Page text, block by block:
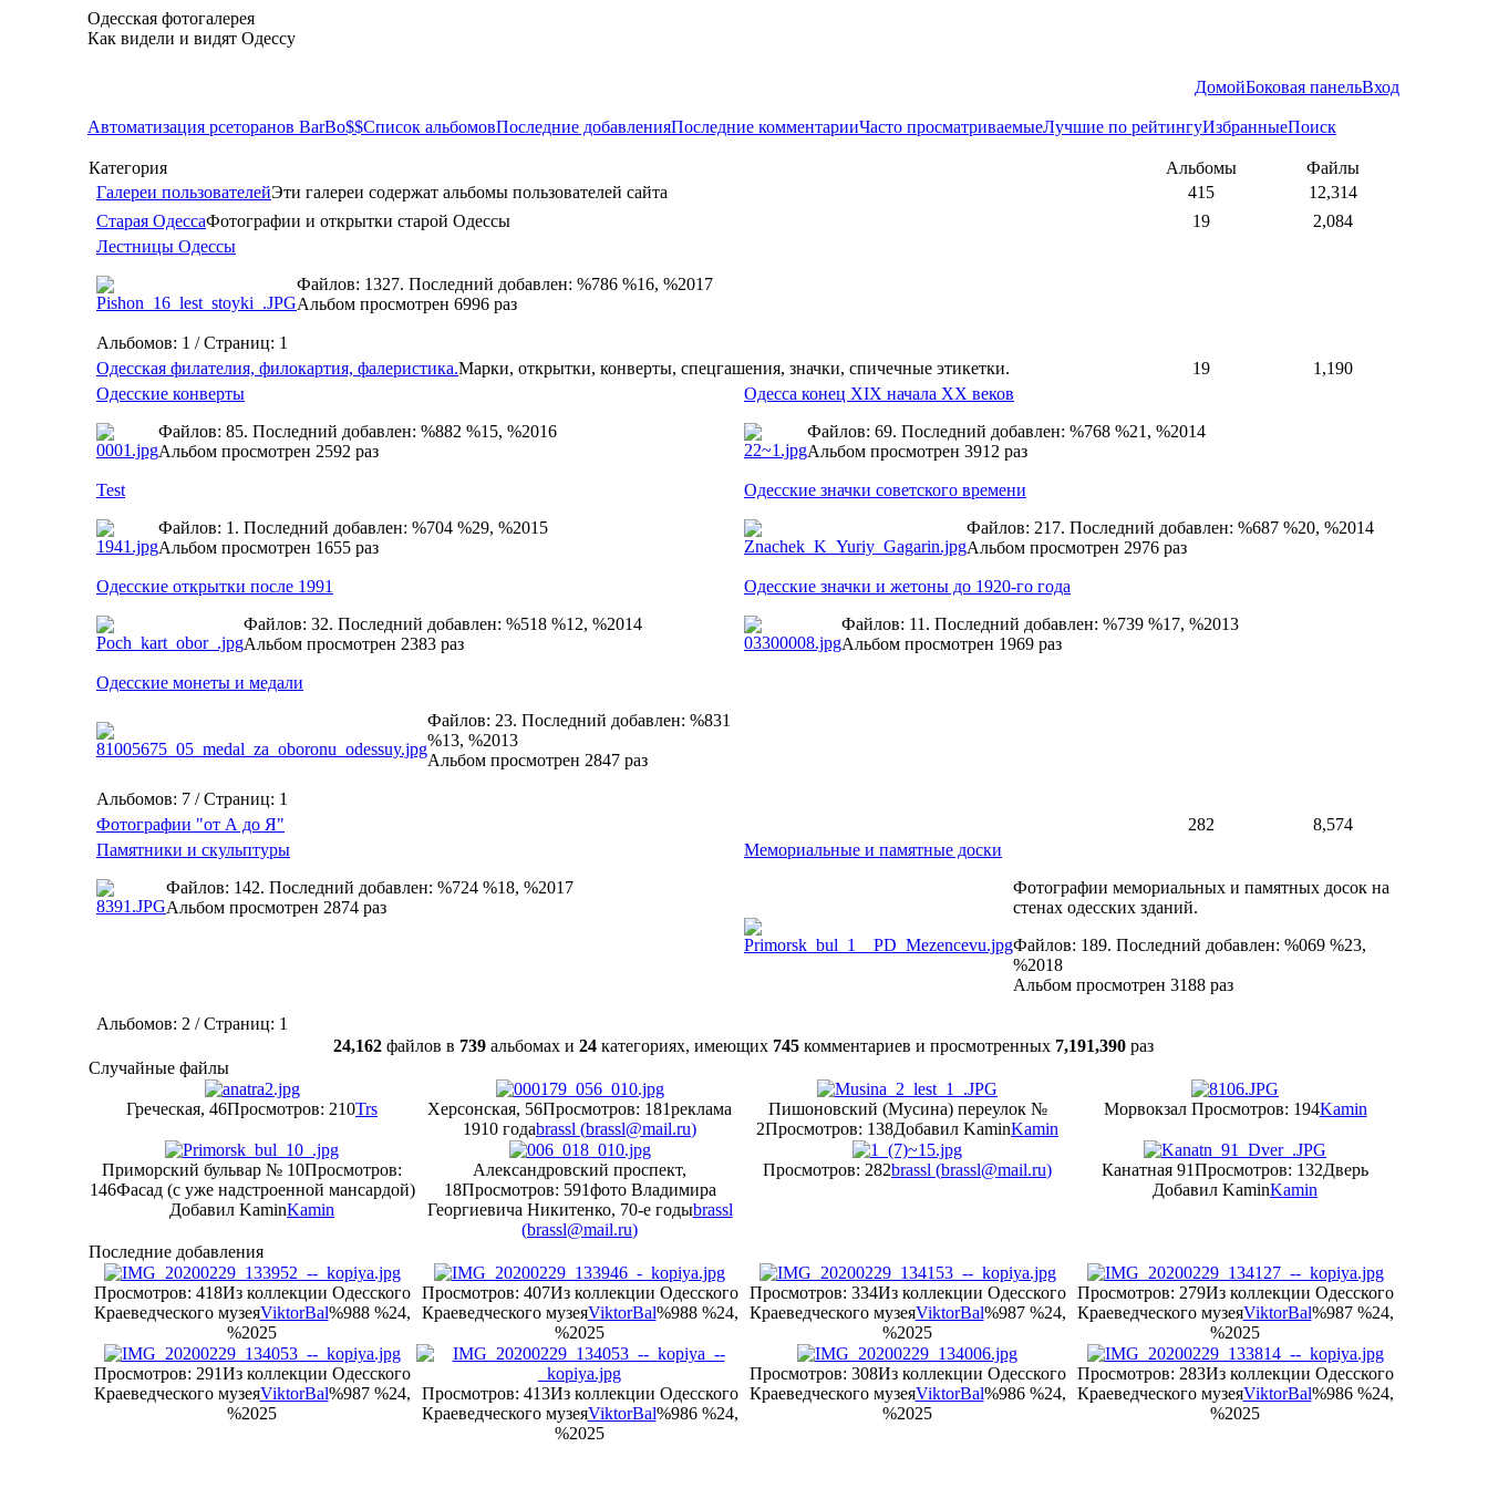
Одесская фотогалерея
Как видели и видят Одессу
ДомойБоковая панельВход
Автоматизация рсеторанов BarBo$$Список альбомовПоследние добавленияПоследние комментарииЧасто просматриваемыеЛучшие по рейтингуИзбранныеПоиск
Категория Альбомы
Файлы
Галереи пользователейЭти галереи содержат альбомы пользователей сайта 415
12,314
Старая ОдессаФотографии и открытки старой Одессы 19
2,084
Лестницы Одессы
Файлов: 1327. Последний добавлен: %786 %16, %2017
Альбом просмотрен 6996 раз
Альбомов: 1 / Страниц: 1
Одесская филателия, филокартия, фалеристика.Марки, открытки, конверты, спецгашения, значки, спичечные этикетки. 19
1,190
Одесские конверты
Файлов: 85. Последний добавлен: %882 %15, %2016
Альбом просмотрен 2592 раз
Одесса конец XIX начала ХХ веков
Файлов: 69. Последний добавлен: %768 %21, %2014
Альбом просмотрен 3912 раз
Test
Файлов: 1. Последний добавлен: %704 %29, %2015
Альбом просмотрен 1655 раз
Одесские значки советского времени
Файлов: 217. Последний добавлен: %687 %20, %2014
Альбом просмотрен 2976 раз
Одесские открытки после 1991
Файлов: 32. Последний добавлен: %518 %12, %2014
Альбом просмотрен 2383 раз
Одесские значки и жетоны до 1920-го года
Файлов: 11. Последний добавлен: %739 %17, %2013
Альбом просмотрен 1969 раз
Одесские монеты и медали
Файлов: 23. Последний добавлен: %831
%13, %2013
Альбом просмотрен 2847 раз
Альбомов: 7 / Страниц: 1
Фотографии "от А до Я"
282
8,574
Памятники и скульптуры
Файлов: 142. Последний добавлен: %724 %18, %2017
Альбом просмотрен 2874 раз
Мемориальные и памятные доски
Фотографии мемориальных и памятных досок на
стенах одесских зданий.
Файлов: 189. Последний добавлен: %069 %23,
%2018
Альбом просмотрен 3188 раз
Альбомов: 2 / Страниц: 1
24,162 файлов в 739 альбомах и 24 категориях, имеющих 745 комментариев и просмотренных 7,191,390 раз
Случайные файлы
Греческая, 46Просмотров: 210Trs Херсонская, 56Просмотров: 181реклама
1910 годаbrassl (brassl@mail.ru)
Пишоновский (Мусина) переулок №
2Просмотров: 138Добавил KaminKamin
Морвокзал Просмотров: 194Kamin
Приморский бульвар № 10Просмотров:
146Фасад (с уже надстроенной мансардой)
Добавил KaminKamin
Александровский проспект,
18Просмотров: 591фото Владимира
Георгиевича Никитенко, 70-е годыbrassl
(brassl@mail.ru)
Просмотров: 282brassl (brassl@mail.ru) Канатная 91Просмотров: 132Дверь
Добавил KaminKamin
Последние добавления
Просмотров: 418Из коллекции Одесского
Краеведческого музеяViktorBal%988 %24,
%2025
Просмотров: 407Из коллекции Одесского
Краеведческого музеяViktorBal%988 %24,
%2025
Просмотров: 334Из коллекции Одесского
Краеведческого музеяViktorBal%987 %24,
%2025
Просмотров: 279Из коллекции Одесского
Краеведческого музеяViktorBal%987 %24,
%2025
Просмотров: 291Из коллекции Одесского
Краеведческого музеяViktorBal%987 %24,
%2025
Просмотров: 413Из коллекции Одесского
Краеведческого музеяViktorBal%986 %24,
%2025
Просмотров: 308Из коллекции Одесского
Краеведческого музеяViktorBal%986 %24,
%2025
Просмотров: 283Из коллекции Одесского
Краеведческого музеяViktorBal%986 %24,
%2025